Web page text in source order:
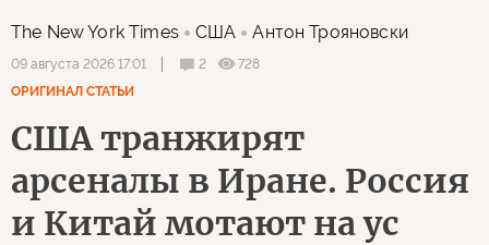
The New York Times США Антон Трояновски
09 августа 2026 17:01 2
728
ОРИГИНАЛ СТАТЬИ
США транжирят
арсеналы в Иране. Россия
и Китай мотают на ус